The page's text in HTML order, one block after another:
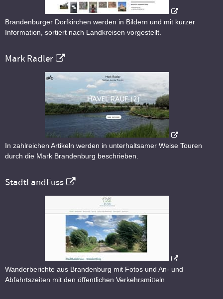
Brandenburger Dorfkirchen werden in Bildern und mit kurzer
Information, sortiert nach Landkreisen vorgestellt.
Mark Radler
In zahlreichen Artikeln werden in unterhaltsamer Weise Touren
durch die Mark Brandenburg beschrieben.
StadtLandFuss
Wanderberichte aus Brandenburg mit Fotos und An- und
Abfahrtszeiten mit den öffentlichen Verkehrsmitteln